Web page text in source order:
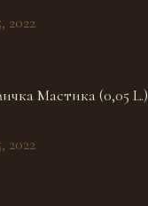
2022
Мастика (0,05 L.)
2022